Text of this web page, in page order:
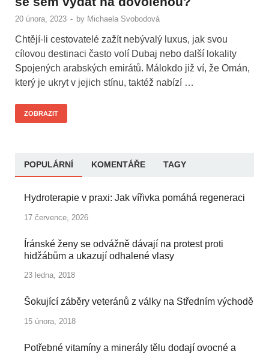
20 února, 2023 - by Michaela Svobodová
Chtějí-li cestovatelé zažít nebývalý luxus, jak svou
cílovou destinaci často volí Dubaj nebo další lokality
Spojených arabských emirátů. Málokdo již ví, že Omán,
který je ukryt v jejich stínu, taktéž nabízí …
ZOBRAZIT
POPULÁRNÍ KOMENTÁŘE TAGY
Hydroterapie v praxi: Jak vířivka pomáhá regeneraci
17 července, 2026
Íránské ženy se odvážně dávají na protest proti
hidžábům a ukazují odhalené vlasy
23 ledna, 2018
Šokující záběry veteránů z války na Středním východě
15 února, 2018
Potřebné vitamíny a minerály tělu dodají ovocné a